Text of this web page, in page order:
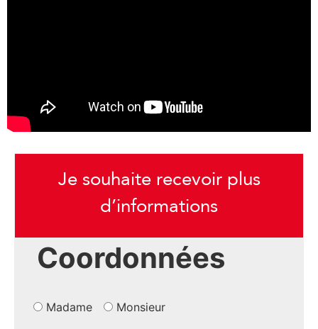
Je souhaite recevoir plus
d’informations
Coordonnées
Madame Monsieur